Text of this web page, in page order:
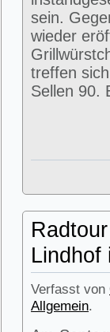
sein.
wieder
treffen
Sellen 90.
Lindhof
Verfasst von
Allgemein.